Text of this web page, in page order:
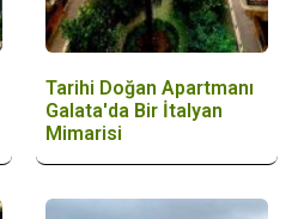
Tarihi Doğan Apartmanı
Galata'da Bir İtalyan
Mimarisi